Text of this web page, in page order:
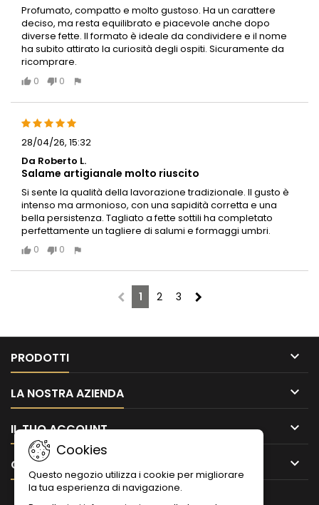
Profumato, compatto e molto gustoso. Ha un carattere
deciso, ma resta equilibrato e piacevole anche dopo
diverse fette. Il formato è ideale da condividere e il nome
ha subito attirato la curiosità degli ospiti. Sicuramente da
ricomprare.
0
0
28/04/26, 15:32
Da Roberto L.
Salame artigianale molto riuscito
Si sente la qualità della lavorazione tradizionale. Il gusto è
intenso ma armonioso, con una sapidità corretta e una
bella persistenza. Tagliato a fette sottili ha completato
perfettamente un tagliere di salumi e formaggi umbri.
0
0
chevron_left 1 2 3 chevron_right
PRODOTTI 
LA NOSTRA AZIENDA 
IL TUO ACCOUNT 
CONTATTO 
Cookies
Questo negozio utilizza i cookie per migliorare
la tua esperienza di navigazione.